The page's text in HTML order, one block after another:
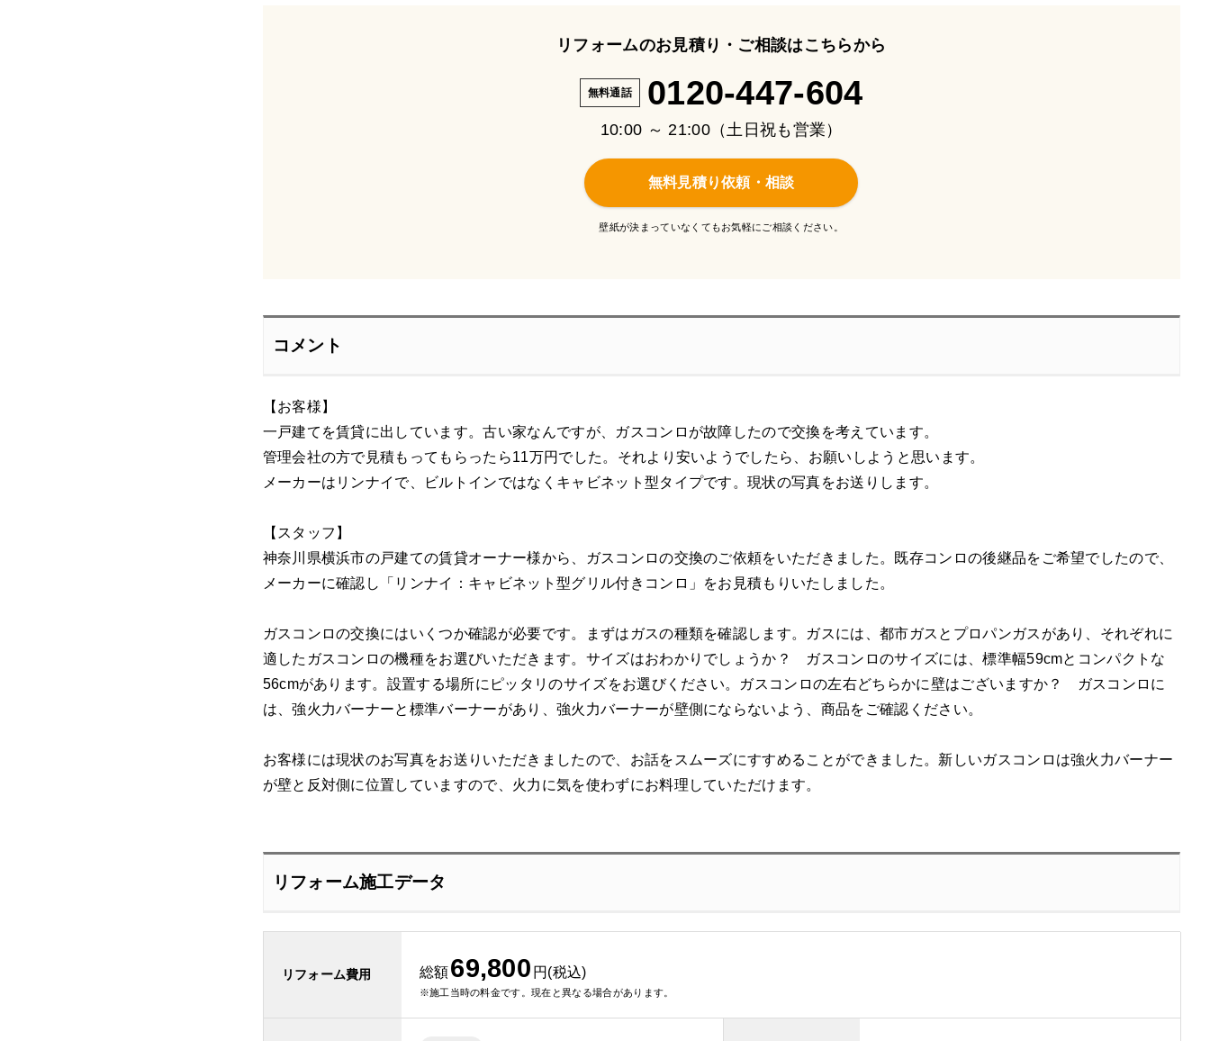
リフォームのお見積り・ご相談はこちらから
無料通話 0120-447-604
10:00 ～ 21:00（土日祝も営業）
無料見積り依頼・相談
壁紙が決まっていなくてもお気軽にご相談ください。
コメント
【お客様】
一戸建てを賃貸に出しています。古い家なんですが、ガスコンロが故障したので交換を考えています。
管理会社の方で見積もってもらったら11万円でした。それより安いようでしたら、お願いしようと思います。
メーカーはリンナイで、ビルトインではなくキャビネット型タイプです。現状の写真をお送りします。
【スタッフ】
神奈川県横浜市の戸建ての賃貸オーナー様から、ガスコンロの交換のご依頼をいただきました。既存コンロの後継品をご希望でしたので、
メーカーに確認し「リンナイ：キャビネット型グリル付きコンロ」をお見積もりいたしました。
ガスコンロの交換にはいくつか確認が必要です。まずはガスの種類を確認します。ガスには、都市ガスとプロパンガスがあり、それぞれに
適したガスコンロの機種をお選びいただきます。サイズはおわかりでしょうか？ ガスコンロのサイズには、標準幅59cmとコンパクトな
56cmがあります。設置する場所にピッタリのサイズをお選びください。ガスコンロの左右どちらかに壁はございますか？ ガスコンロに
は、強火力バーナーと標準バーナーがあり、強火力バーナーが壁側にならないよう、商品をご確認ください。
お客様には現状のお写真をお送りいただきましたので、お話をスムーズにすすめることができました。新しいガスコンロは強火力バーナー
が壁と反対側に位置していますので、火力に気を使わずにお料理していただけます。
リフォーム施工データ
リフォーム費用 総額69,800 円(税込)
※施工当時の料金です。現在と異なる場合があります。